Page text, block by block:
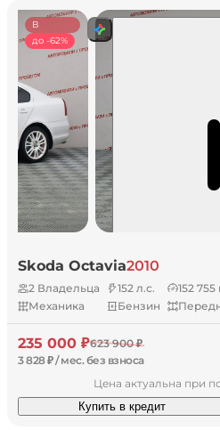
В
наличии
до -62%
Skoda Octavia2010
2 Владельца 152 л.с.
152 755
Механика
Бензин
235 000 ₽623 900 ₽
3 828 ₽ / мес. без взноса
Цена актуальна при
Купить в кредит